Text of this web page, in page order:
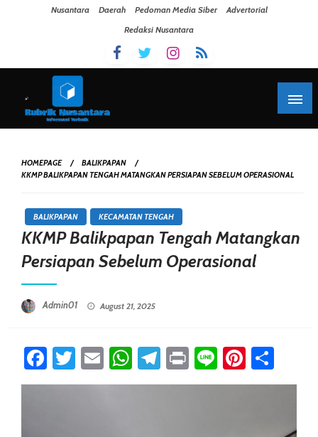
Nusantara Daerah Pedoman Media Siber
Advertorial
Redaksi Nusantara
HOMEPAGE
BALIKPAPAN
KKMP BALIKPAPAN TENGAH MATANGKAN PERSIAPAN SEBELUM OPERASIONAL
BALIKPAPAN KECAMATAN TENGAH
KKMP Balikpapan Tengah Matangkan
Persiapan Sebelum Operasional
Admin01 August 21, 2025
Facebook
Twitter
EmailWhatsApp
Telegram
PrintLine